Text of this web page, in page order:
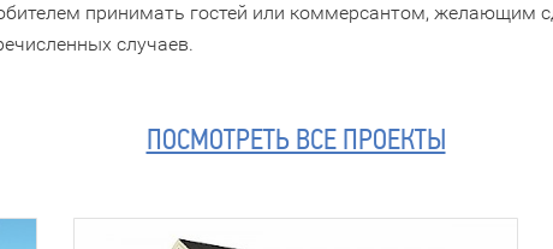
принимать гостей или коммерсантом, желающим
случаев.
ПОСМОТРЕТЬ ВСЕ ПРОЕКТЫ